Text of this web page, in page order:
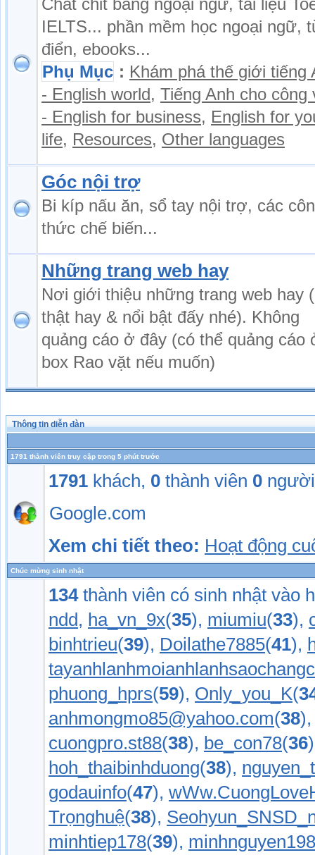
Chat chit bằng ngoại ngữ, tài liệu
IELTS... phần mềm học ngoại ngữ,
điển, ebooks...
Phụ Mục : Khám phá thế giới tiếng
- English world, Tiếng Anh cho công
- English for business, English for
life, Resources, Other languages
Góc nội trợ
Bi kíp nấu ăn, sổ tay nội trợ, các
thức chế biến...
Những trang web hay
Nơi giới thiệu những trang web hay
thật hay & nổi bật đấy nhé). Không
quảng cáo ở đây (có thể quảng cáo
box Rao vặt nếu muốn)
Thông tin diễn đàn
1791 thành viên truy cập trong 5 phút trước
1791 khách, 0 thành viên 0
Google.com
Xem chi tiết theo: Hoạt động
Chúc mừng sinh nhật
134thành viên có sinh nhật vào
ndd, ha_vn_9x(35), miumiu(33),
binhtrieu(39), Doilathe7885(41),
phuong_hprs(59), Only_you_K(
anhmongmo85@yahoo.com(38
cuongpro.st88(38), be_con78(36
hoh_thaibinhduong(38),
godauinfo(47),
Trọnghuệ(38),
minhtiep178(39),